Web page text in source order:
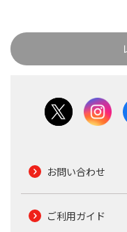
お問い合わせ
ご利用ガイド